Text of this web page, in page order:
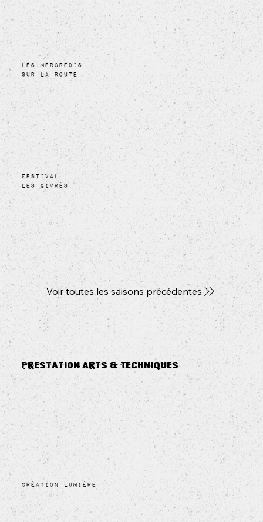
Voir toutes les saisons précédentes
LES MERCREDIS
SUR LA ROUTE
FESTIVAL
Les givrés
Prestation Arts & Techniques
Création lumière